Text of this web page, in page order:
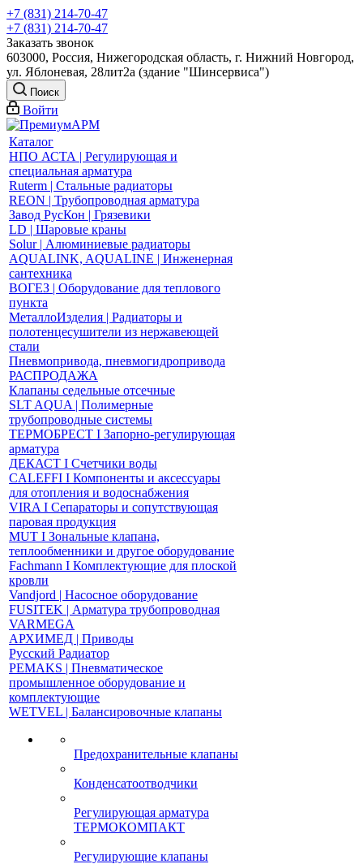
+7 (831) 214-70-47
+7 (831) 214-70-47
Заказать звонок
603000, Россия, Нижегородская область, г. Нижний Новгород,
ул. Яблоневая, 28лит2а (здание "Шинсервиса")
Поиск
Войти
Каталог
НПО АСТА | Регулирующая и
специальная арматура
Ruterm | Стальные радиаторы
REON | Трубопроводная арматура
Завод РусКон | Грязевики
LD | Шаровые краны
Solur | Алюминиевые радиаторы
AQUALINK, AQUALINE | Инженерная
сантехника
ВОГЕЗ | Оборудование для теплового
пункта
МеталлоИзделия | Радиаторы и
полотенцесушители из нержавеющей
стали
Пневмопривода, пневмогидропривода
РАСПРОДАЖА
Клапаны седельные отсечные
SLT AQUA | Полимерные
трубопроводные системы
ТЕРМОБРЕСТ І Запорно-регулирующая
арматура
ДЕКАСТ І Счетчики воды
CALEFFI І Компоненты и аксессуары
для отопления и водоснабжения
VIRA І Сепараторы и сопутствующая
паровая продукция
MUT І Зональные клапана,
теплообменники и другое оборудование
Fachmann І Комплектующие для плоской
кровли
Vandjord | Насосное оборудование
FUSITEK | Арматура трубопроводная
VARMEGA
АРХИМЕД | Приводы
Русский Радиатор
PEMAKS | Пневматическое
промышленное оборудование и
комплектующие
WETVEL | Балансировочные клапаны
Предохранительные клапаны
Конденсатоотводчики
Регулирующая арматура
ТЕРМОКОМПАКТ
Регулирующие клапаны